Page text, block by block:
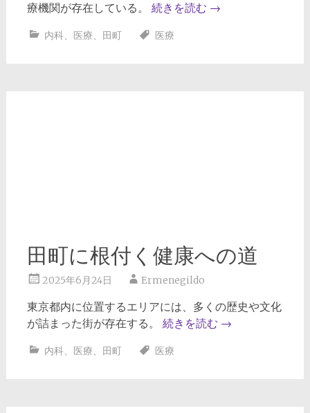
療機関が存在している。 続きを読む →
内科、 医療、 田町 医療
田町に根付く健康への道
2025年6月24日 Ermenegildo
東京都内に位置するエリアには、多くの歴史や文化
が詰まった街が存在する。 続きを読む →
内科、 医療 田町 医療